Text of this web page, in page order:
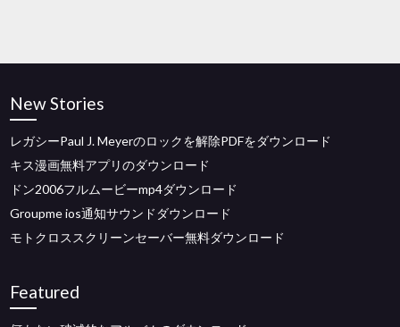
New Stories
レガシーPaul J. Meyerのロックを解除PDFをダウンロード
キス漫画無料アプリのダウンロード
ドン2006フルムービーmp4ダウンロード
Groupme ios通知サウンドダウンロード
モトクロススクリーンセーバー無料ダウンロード
Featured